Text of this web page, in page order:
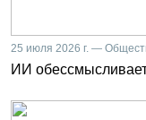
25 июля 2026 г. —
ИИ